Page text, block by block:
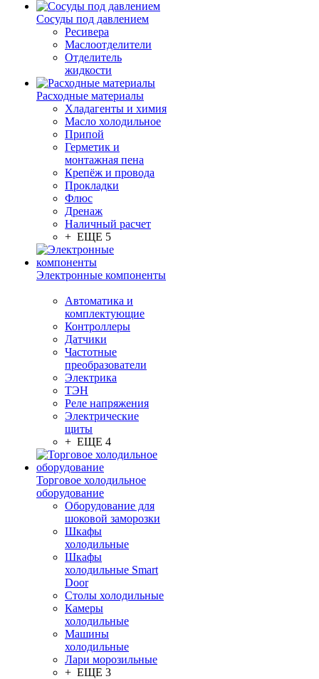
Сосуды под давлением
Ресивера
Маслоотделители
Отделитель
жидкости
Расходные материалы
Хладагенты и химия
Масло холодильное
Припой
Герметик и
монтажная пена
Крепёж и провода
Прокладки
Флюс
Дренаж
Наличный расчет
+ ЕЩЕ 5
Электронные компоненты
Автоматика и
комплектующие
Контроллеры
Датчики
Частотные
преобразователи
Электрика
ТЭН
Реле напряжения
Электрические
щиты
+ ЕЩЕ 4
Торговое холодильное
оборудование
Оборудование для
шоковой заморозки
Шкафы
холодильные
Шкафы
холодильные Smart
Door
Столы холодильные
Камеры
холодильные
Машины
холодильные
Лари морозильные
+ ЕЩЕ 3